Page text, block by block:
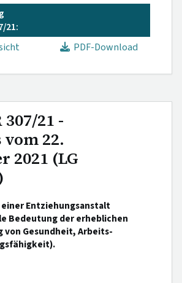
21:
PDF-Download
307/21 -
22.
2021 (LG
Entziehungsanstalt
Bedeutung der erheblichen
Gesundheit, Arbeits-